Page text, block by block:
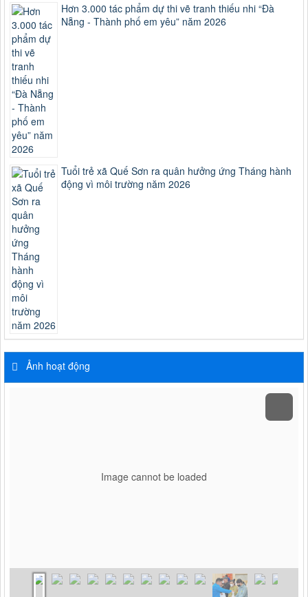
Hơn 3.000 tác phẩm dự thi vẽ tranh thiếu nhi “Đà
Nẵng - Thành phố em yêu” năm 2026
Tuổi trẻ xã Quế Sơn ra quân hưởng ứng Tháng hành
động vì môi trường năm 2026
Ảnh hoạt động
Image cannot be loaded